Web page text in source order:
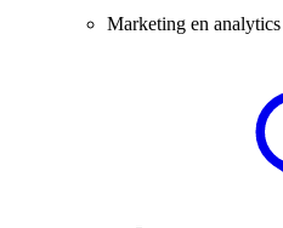
Marketing en analytics